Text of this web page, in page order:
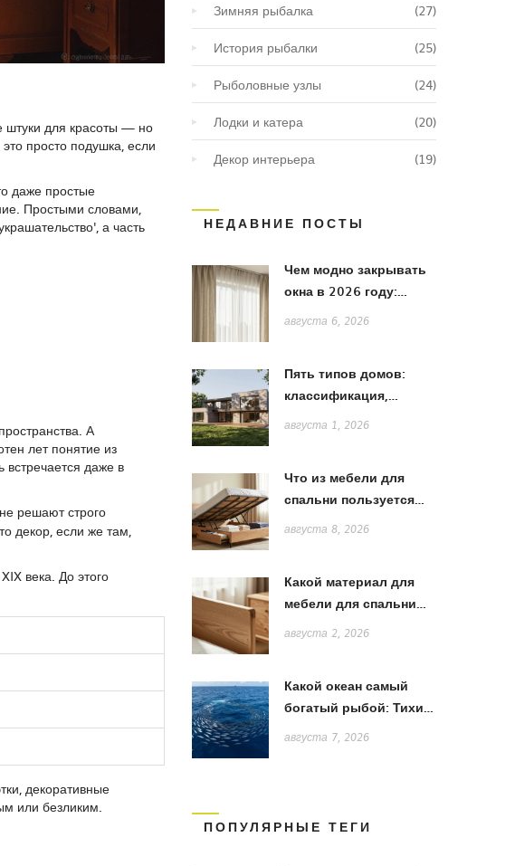
штуки для красоты — но
просто подушка, если
даже простые
Простыми словами,
а часть
А
лет понятие из
встречается даже в
решают строго
декор, если же там,
века. До этого
декоративные
или безликим.
Зимняя рыбалка (27)
История рыбалки (25)
Рыболовные узлы (24)
Лодки и катера (20)
Декор интерьера (19)
НЕДАВНИЕ ПОСТЫ
Чем модно закрывать
окна в 2026 году:
тренды штор, жалюзи
августа 6, 2026
Пять типов домов:
классификация,
особенности и выбор
августа 1, 2026
Что из мебели для
спальни пользуется
спросом в 2026 году:
августа 8, 2026
Какой материал для
мебели для спальни
лучше: сравнение
августа 2, 2026
Какой океан самый
богатый рыбой: Тихий,
Атлантический или
августа 7, 2026
ПОПУЛЯРНЫЕ ТЕГИ